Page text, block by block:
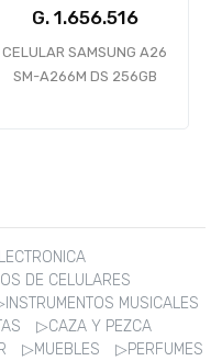
G. 1.656.516
CELULAR SAMSUNG A26
SM-A266M DS 256GB
DE CELULARES
MUSICALES
▷CAZA Y PEZCA
▷MUEBLES
▷PERFUMES